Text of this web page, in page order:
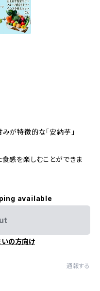
が特徴的な「安納芋」
食感を楽しむことができま
available
の方向け
通報する